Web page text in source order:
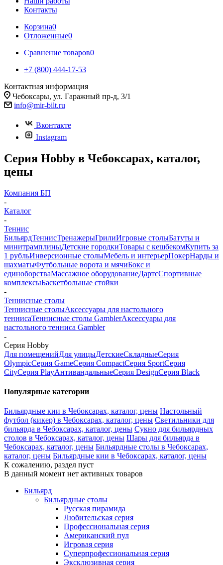
Контакты
Корзина0
Отложенные0
Сравнение товаров0
+7 (800) 444-17-53
Контактная информация
Чебоксары, ул. Гаражный пр-д, 3/1
info@mir-bilt.ru
Вконтакте
Instagram
Серия Hobby в Чебоксарах, каталог,
цены
Компания БП
-
Каталог
-
Теннис
БильярдТеннисТренажерыГрилиИгровые столыБатуты и
минитрамплиныДетские городкиТовары с кешбекомКупить за
1 рубльИнверсионные столыМебель и интерьерПокерНарды и
шахматыФутбольные ворота и мячиБокс и
единоборстваМассажное оборудованиеДартсСпортивные
комплексыБаскетбольные стойки
-
Теннисные столы
Теннисные столыАксессуары для настольного
теннисаТеннисные столы GamblerАксессуары для
настольного тенниса Gambler
-
Серия Hobby
Для помещенийДля улицыДетскиеСкладныеСерия
OlympicСерия GameСерия CompactСерия SportСерия
CityСерия PlayАнтивандальныеСерия DesignСерия Black
Популярные категории
Бильярдные кии в Чебоксарах, каталог, цены Настольный
футбол (кикер) в Чебоксарах, каталог, цены Светильники для
бильярда в Чебоксарах, каталог, цены Сукно для бильярдных
столов в Чебоксарах, каталог, цены Шары для бильярда в
Чебоксарах, каталог, цены Бильярдные столы в Чебоксарах,
каталог, цены Бильярдные кии в Чебоксарах, каталог, цены
К сожалению, раздел пуст
В данный момент нет активных товаров
Бильярд
Бильярдные столы
Русская пирамида
Любительская серия
Профессиональная серия
Американский пул
Игровая серия
Суперпрофессиональная серия
Эксклюзивная серия